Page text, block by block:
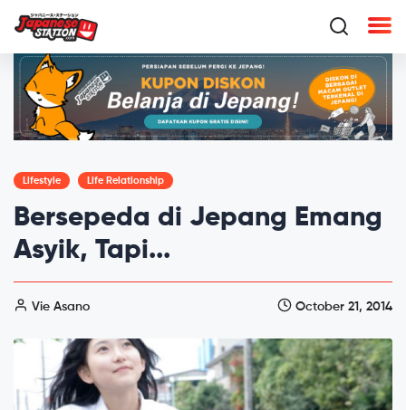
Lifestyle Life Relationship
Bersepeda di Jepang Emang
Asyik, Tapi...
Vie Asano October 21, 2014